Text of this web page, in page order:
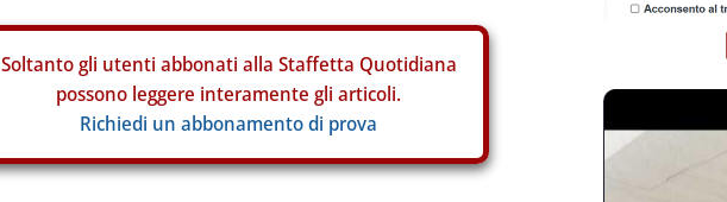
Soltanto gli utenti abbonati alla Staffetta Quotidiana
possono leggere interamente gli articoli.
Richiedi un abbonamento di prova